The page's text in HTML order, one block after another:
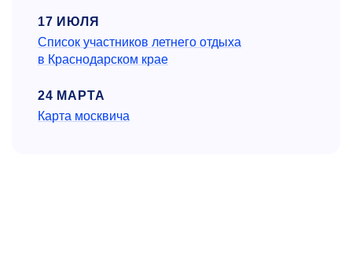
17 ИЮЛЯ
Список участников летнего отдыха
в Краснодарском крае
24 МАРТА
Карта москвича